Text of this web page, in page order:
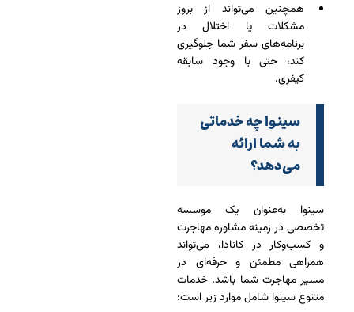
همچنین می‌تواند از بروز
مشکلات یا اختلال در
برنامه‌های سفر شما جلوگیری
کند، حتی با وجود سابقه
کیفری.
سینوا چه خدماتی
به شما ارائه
می‌دهد؟
سینوا به‌عنوان یک موسسه
تخصصی در زمینه مشاوره مهاجرت
و کسب‌وکار در کانادا، می‌تواند
همراهی مطمئن و حرفه‌ای در
مسیر مهاجرت شما باشد. خدمات
متنوع سینوا شامل موارد زیر است: